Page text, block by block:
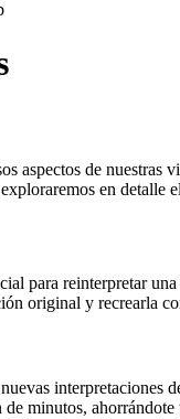
de
en
para reinterpretar
original y recrearla
interpretaciones
minutos,